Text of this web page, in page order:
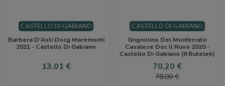
CASTELLO DI GABIANO
Barbera D'Asti Docg Maremonti
2021 - Castello Di Gabiano
Cena
13,01 €
CASTELLO DI GABIANO
Grignolino Del Monferrato
Casalese Doc Il Ruvo 2020 -
Castello Di Gabiano (6 Butelek)
Cena
70,20 €Cena
78,00 €